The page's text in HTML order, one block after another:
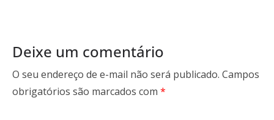
Deixe um comentário
O seu endereço de e-mail não será publicado. Campos
obrigatórios são marcados com *